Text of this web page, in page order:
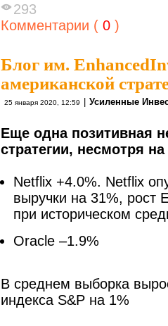
293
Комментарии ( 0 )
Блог им.
американской
25 января 2020, 12:59 Усиленные
Еще одна позитивная
стратегии, несмотря
Netflix +4.0%. Netflix
выручки на 31%, рост
при историческом
Oracle –1.9%
В среднем выборка
индекса S&P на 1%